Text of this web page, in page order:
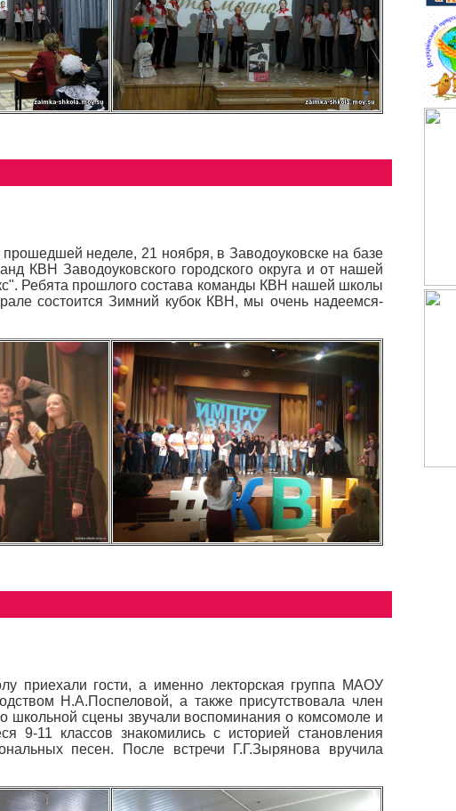
неделе, 21 ноября, в Заводоуковске на базе
КВН Заводоуковского городского округа и от нашей
Ребята прошлого состава команды КВН нашей школы
состоится Зимний кубок КВН, мы очень надеемся-
приехали гости, а именно лекторская группа МАОУ
Н.А.Поспеловой, а также присутствовала член
школьной сцены звучали воспоминания о комсомоле и
9-11 классов знакомились с историей становления
песен. После встречи Г.Г.Зырянова вручила